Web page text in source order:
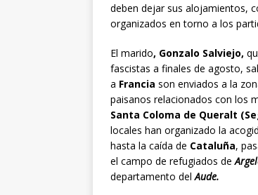
deben dejar sus alojamientos,
organizados en torno a los
El marido, Gonzalo Salviejo,
fascistas a finales de agosto,
a Francia son enviados a la
paisanos relacionados con los
Santa Coloma de Queralt
locales han organizado la
hasta la caída de Cataluña,
el campo de refugiados de
departamento delAude.